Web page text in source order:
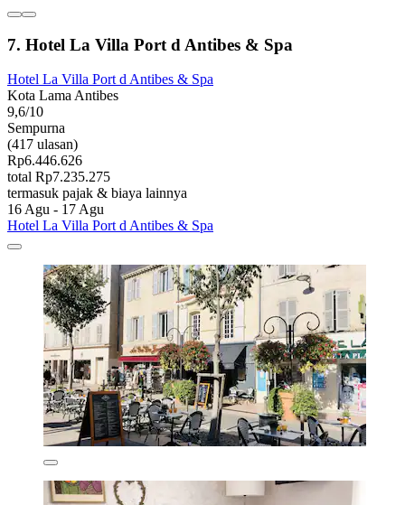
7. Hotel La Villa Port d Antibes & Spa
Hotel La Villa Port d Antibes & Spa
Kota Lama Antibes
9,6/10
Sempurna
(417 ulasan)
Rp6.446.626
total Rp7.235.275
termasuk pajak & biaya lainnya
16 Agu - 17 Agu
Hotel La Villa Port d Antibes & Spa